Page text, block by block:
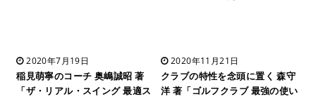
2020年7月19日
稲見萌寧のコーチ 奥嶋誠昭 著
「ザ・リアル・スイング 最適ス
2020年11月21日
クラブの特性を念頭に置く 森守
洋 著「ゴルフクラブ 最強の使い